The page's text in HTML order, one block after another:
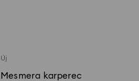
Új
Mesmera karperec